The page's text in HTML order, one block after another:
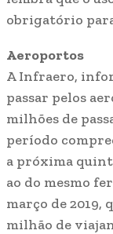
obrigatório
Aeroportos
A Infraero,
passar pelos
milhões de
período
a próxima
ao do mesmo
março de 2019,
milhão de